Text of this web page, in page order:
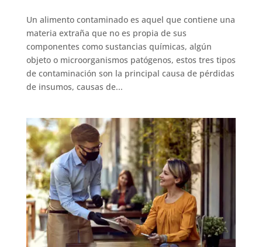
Un alimento contaminado es aquel que contiene una
materia extraña que no es propia de sus
componentes como sustancias químicas, algún
objeto o microorganismos patógenos, estos tres tipos
de contaminación son la principal causa de pérdidas
de insumos, causas de...